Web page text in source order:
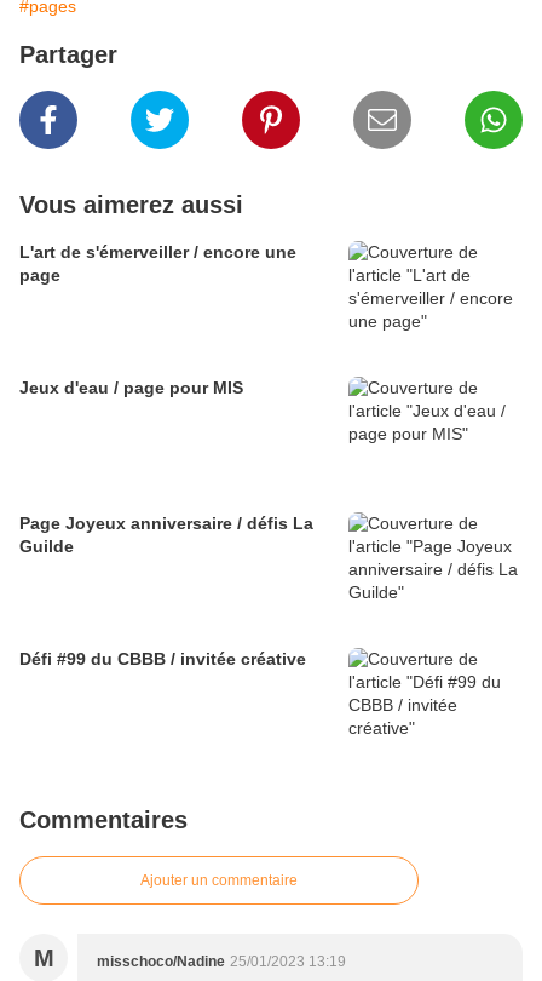
#pages
Partager
Vous aimerez aussi
L'art de s'émerveiller / encore une
page
Jeux d'eau / page pour MIS
Page Joyeux anniversaire / défis La
Guilde
Défi #99 du CBBB / invitée créative
Commentaires
Ajouter un commentaire
M misschoco/Nadine 25/01/2023 13:19